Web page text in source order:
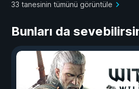
33 tanesinin tümünü görüntüle
Bunları da